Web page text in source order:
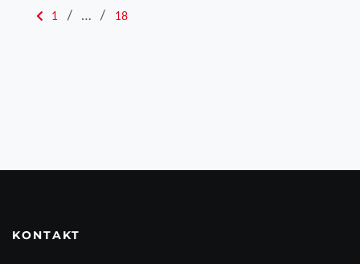
1 / … / 18
KONTAKT